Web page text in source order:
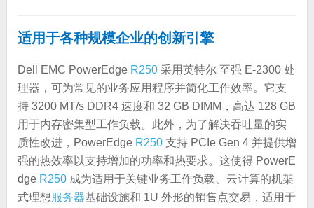
适用于各种规模企业的创新引擎
Dell EMC PowerEdge R250采用英特尔 至强 E-2300 处
理器，可为常见的业务应用程序并简化工作效率。它支
持 3200 MT/s DDR4 速度和 32 GB DIMM，高达 128 GB
用于内存密集型工作负载。此外，为了解决吞吐量的实
质性改进，PowerEdge R250支持 PCIe Gen 4 并提供增
强的热效率以支持增加的功率和热要求。这使得 PowerE
dge R250成为适用于关键业务工作负载、云计算的机架
式理想服务器基础设施和 1U 外形的销售点交易，适用于